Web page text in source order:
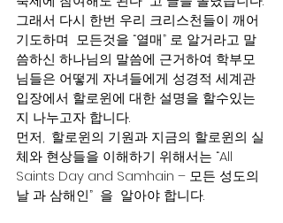
그래서 다시 한번 우리 크리스천들이 깨어
기도하며  모든것을 “열매” 로 알거라고 말
씀하신 하나님의 말씀에 근거하여 학부모
님들은 어떻게 자녀들에게 성경적 세계관
입장에서 할로윈에 대한 설명을 할수있는
지 나누고자 합니다.
먼저,  할로윈의 기원과 지금의 할로윈의 실
체와 현상들을 이해하기 위해서는 “All
Saints Day and Samhain – 모든 성도의
날 과 삼해인”  을  알아야 합니다.